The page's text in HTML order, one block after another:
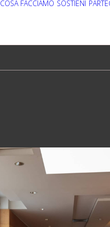
COSA FACCIAMO SOSTIENI